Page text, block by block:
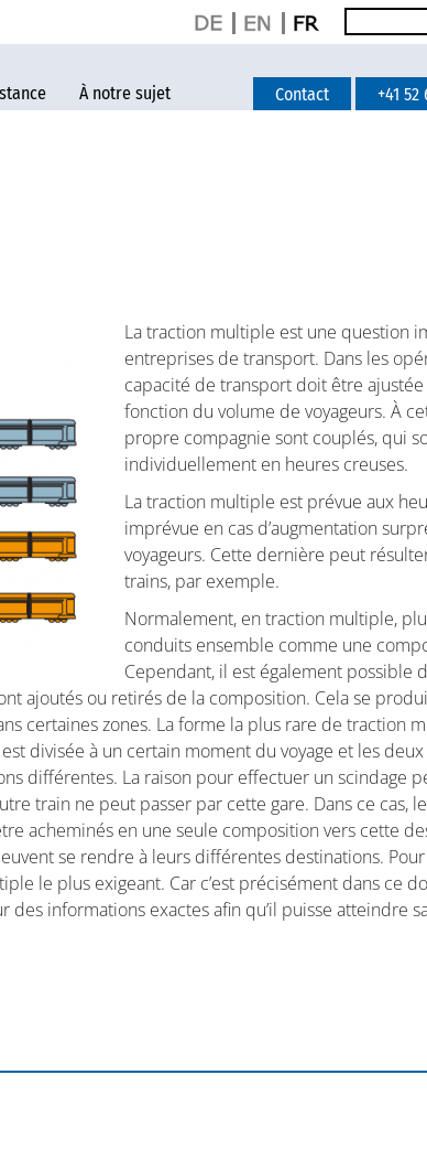
À notre sujet Contact +41
La traction multiple est une question
entreprises de transport. Dans les
capacité de transport doit être
fonction du volume de voyageurs. À
propre compagnie sont couplés, qui
individuellement en heures creuses.
La traction multiple est prévue aux
imprévue en cas d’augmentation
voyageurs. Cette dernière peut
trains, par exemple.
Normalement, en traction multiple,
conduits ensemble comme une
Cependant, il est également possible
ajoutés ou retirés de la composition. Cela se
certaines zones. La forme la plus rare de traction
divisée à un certain moment du voyage et les
différentes. La raison pour effectuer un scindage
train ne peut passer par cette gare. Dans ce cas,
acheminés en une seule composition vers cette
se rendre à leurs différentes destinations.
le plus exigeant. Car c’est précisément dans ce
informations exactes afin qu’il puisse atteindre